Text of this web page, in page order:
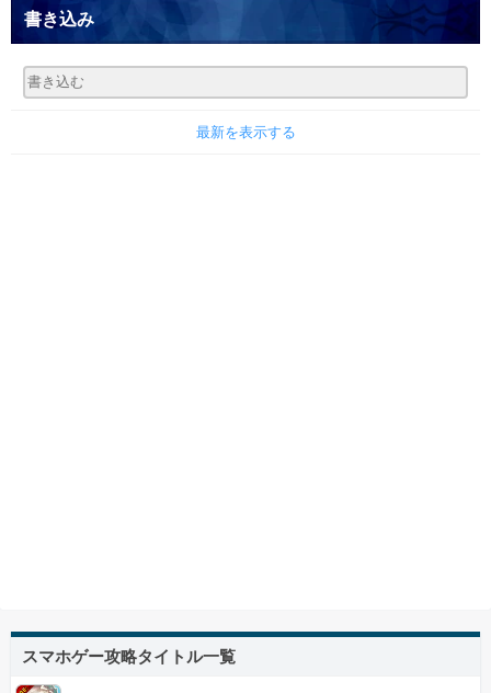
書き込み
最新を表示する
スマホゲー攻略タイトル一覧